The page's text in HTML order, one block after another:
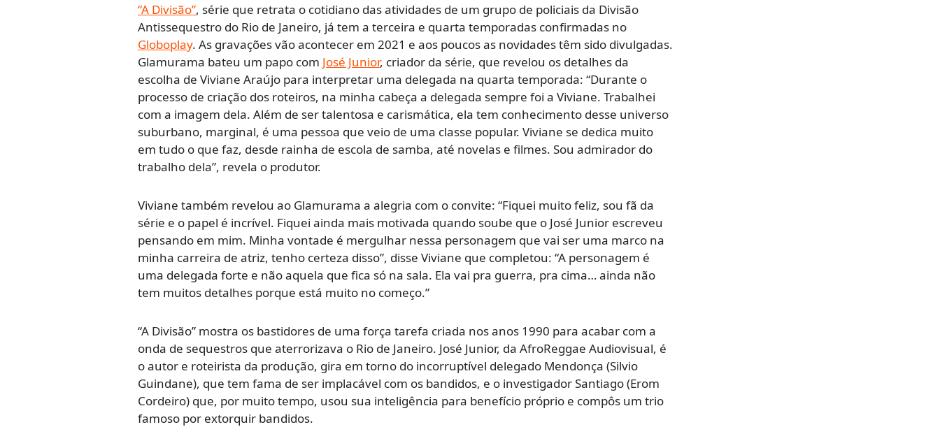
“A Divisão”, série que retrata o cotidiano das atividades de um grupo de policiais da Divisão
Antissequestro do Rio de Janeiro, já tem a terceira e quarta temporadas confirmadas no
Globoplay. As gravações vão acontecer em 2021 e aos poucos as novidades têm sido divulgadas.
Glamurama bateu um papo com José Junior, criador da série, que revelou os detalhes da
escolha de Viviane Araújo para interpretar uma delegada na quarta temporada: “Durante o
processo de criação dos roteiros, na minha cabeça a delegada sempre foi a Viviane. Trabalhei
com a imagem dela. Além de ser talentosa e carismática, ela tem conhecimento desse universo
suburbano, marginal, é uma pessoa que veio de uma classe popular. Viviane se dedica muito
em tudo o que faz, desde rainha de escola de samba, até novelas e filmes. Sou admirador do
trabalho dela”, revela o produtor.
Viviane também revelou ao Glamurama a alegria com o convite: “Fiquei muito feliz, sou fã da
série e o papel é incrível. Fiquei ainda mais motivada quando soube que o José Junior escreveu
pensando em mim. Minha vontade é mergulhar nessa personagem que vai ser uma marco na
minha carreira de atriz, tenho certeza disso”, disse Viviane que completou: “A personagem é
uma delegada forte e não aquela que fica só na sala. Ela vai pra guerra, pra cima… ainda não
tem muitos detalhes porque está muito no começo.”
“A Divisão” mostra os bastidores de uma força tarefa criada nos anos 1990 para acabar com a
onda de sequestros que aterrorizava o Rio de Janeiro. José Junior, da AfroReggae Audiovisual, é
o autor e roteirista da produção, gira em torno do incorruptível delegado Mendonça (Silvio
Guindane), que tem fama de ser implacável com os bandidos, e o investigador Santiago (Erom
Cordeiro) que, por muito tempo, usou sua inteligência para benefício próprio e compôs um trio
famoso por extorquir bandidos.